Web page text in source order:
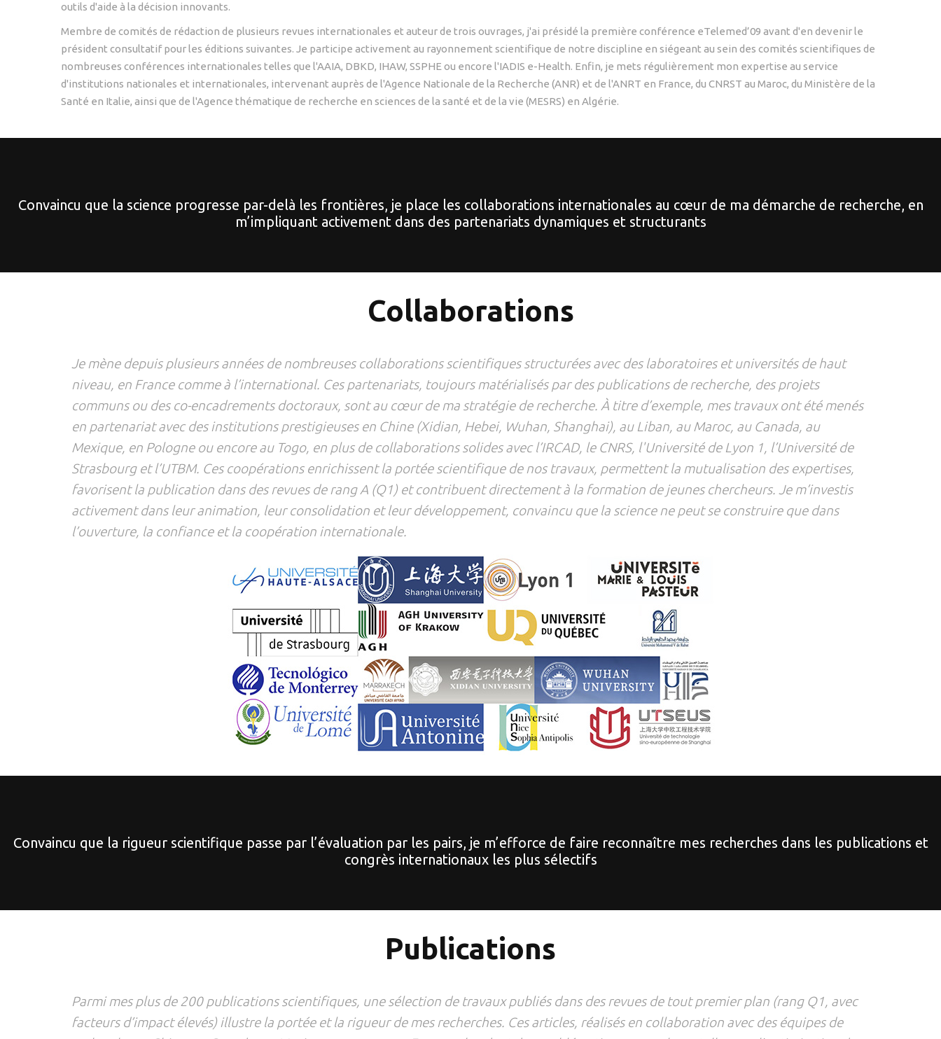
outils d'aide à la décision innovants.
Membre de comités de rédaction de plusieurs revues internationales et auteur de trois ouvrages, j'ai présidé la première conférence eTelemed’09 avant d'en devenir le
président consultatif pour les éditions suivantes. Je participe activement au rayonnement scientifique de notre discipline en siégeant au sein des comités scientifiques de
nombreuses conférences internationales telles que l'AAIA, DBKD, IHAW, SSPHE ou encore l'IADIS e-Health. Enfin, je mets régulièrement mon expertise au service
d'institutions nationales et internationales, intervenant auprès de l'Agence Nationale de la Recherche (ANR) et de l'ANRT en France, du CNRST au Maroc, du Ministère de la
Santé en Italie, ainsi que de l'Agence thématique de recherche en sciences de la santé et de la vie (MESRS) en Algérie.
Convaincu que la science progresse par-delà les frontières, je place les collaborations internationales au cœur de ma démarche de recherche, en
m’impliquant activement dans des partenariats dynamiques et structurants
Collaborations
Je mène depuis plusieurs années de nombreuses collaborations scientifiques structurées avec des laboratoires et universités de haut
niveau, en France comme à l’international. Ces partenariats, toujours matérialisés par des publications de recherche, des projets
communs ou des co-encadrements doctoraux, sont au cœur de ma stratégie de recherche. À titre d’exemple, mes travaux ont été menés
en partenariat avec des institutions prestigieuses en Chine (Xidian, Hebei, Wuhan, Shanghai), au Liban, au Maroc, au Canada, au
Mexique, en Pologne ou encore au Togo, en plus de collaborations solides avec l’IRCAD, le CNRS, l'Université de Lyon 1, l’Université de
Strasbourg et l’UTBM. Ces coopérations enrichissent la portée scientifique de nos travaux, permettent la mutualisation des expertises,
favorisent la publication dans des revues de rang A (Q1) et contribuent directement à la formation de jeunes chercheurs. Je m’investis
activement dans leur animation, leur consolidation et leur développement, convaincu que la science ne peut se construire que dans
l’ouverture, la confiance et la coopération internationale.
Convaincu que la rigueur scientifique passe par l’évaluation par les pairs, je m’efforce de faire reconnaître mes recherches dans les publications et
congrès internationaux les plus sélectifs
Publications
Parmi mes plus de 200 publications scientifiques, une sélection de travaux publiés dans des revues de tout premier plan (rang Q1, avec
facteurs d’impact élevés) illustre la portée et la rigueur de mes recherches. Ces articles, réalisés en collaboration avec des équipes de